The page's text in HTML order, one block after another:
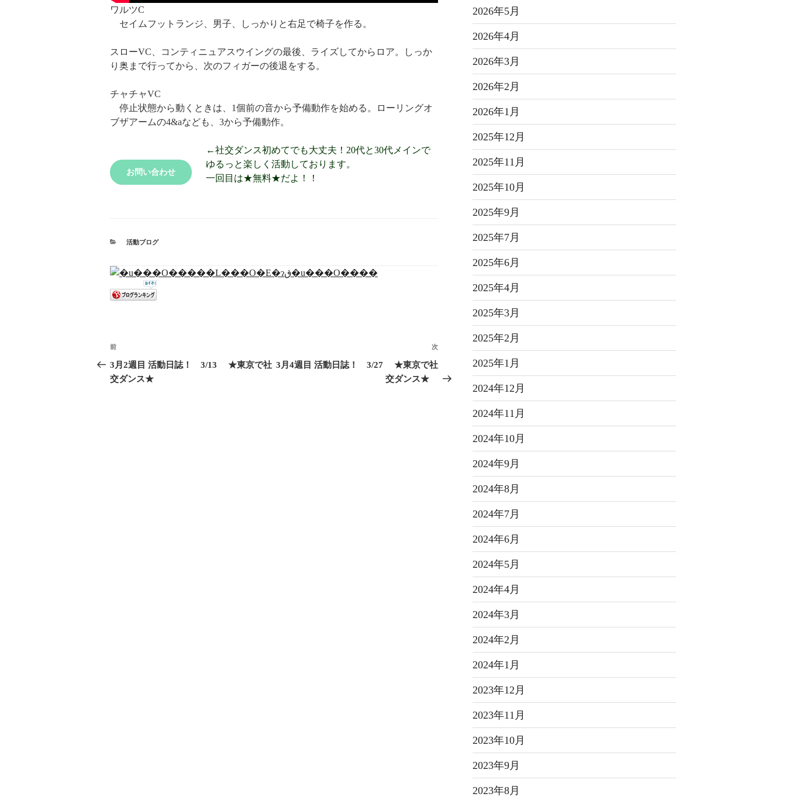
ワルツC
セイムフットランジ、男子、しっかりと右足で椅子を作る。
スローVC、コンティニュアスウイングの最後、ライズしてからロア。しっか
り奥まで行ってから、次のフィガーの後退をする。
チャチャVC
停止状態から動くときは、1個前の音から予備動作を始める。ローリングオ
ブザアームの4&aなども、3から予備動作。
お問い合わせ
←社交ダンス初めてでも大丈夫！20代と30代メインで
ゆるっと楽しく活動しております。
一回目は★無料★だよ！！
活動ブログ
前
3月2週目 活動日誌！ 3/13 ★東京で社
交ダンス★
次
3月4週目 活動日誌！ 3/27 ★東京で社
交ダンス★
2026年5月
2026年4月
2026年3月
2026年2月
2026年1月
2025年12月
2025年11月
2025年10月
2025年9月
2025年7月
2025年6月
2025年4月
2025年3月
2025年2月
2025年1月
2024年12月
2024年11月
2024年10月
2024年9月
2024年8月
2024年7月
2024年6月
2024年5月
2024年4月
2024年3月
2024年2月
2024年1月
2023年12月
2023年11月
2023年10月
2023年9月
2023年8月